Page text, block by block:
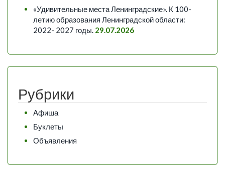
«Удивительные места Ленинградские». К 100-
летию образования Ленинградской области:
2022- 2027 годы. 29.07.2026
Рубрики
Афиша
Буклеты
Объявления